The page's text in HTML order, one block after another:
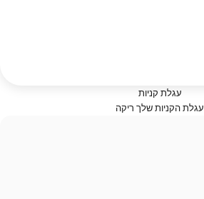
עגלת קניות
עגלת הקניות שלך ריקה